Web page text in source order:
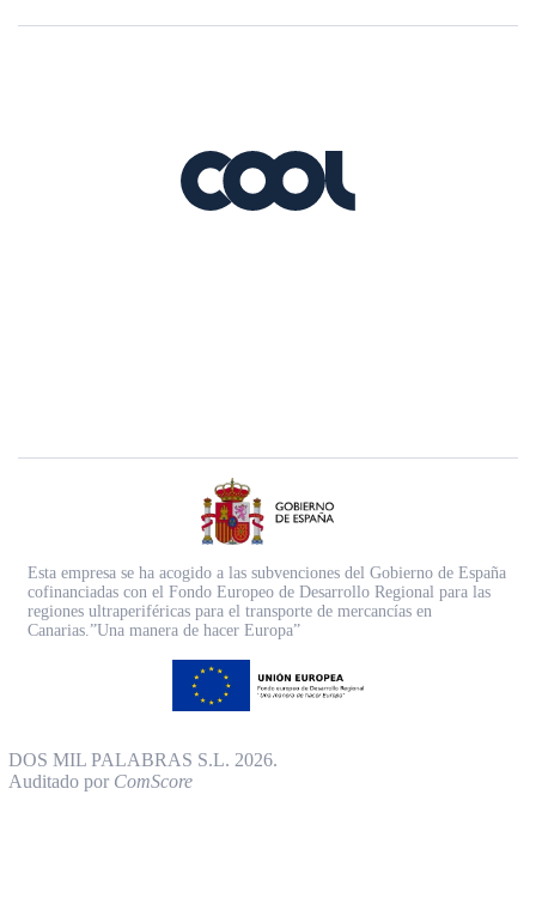
Esta empresa se ha acogido a las subvenciones del Gobierno de España
cofinanciadas con el Fondo Europeo de Desarrollo Regional para las
regiones ultraperiféricas para el transporte de mercancías en
Canarias.”Una manera de hacer Europa”
DOS MIL PALABRAS S.L. 2026.
Auditado por ComScore